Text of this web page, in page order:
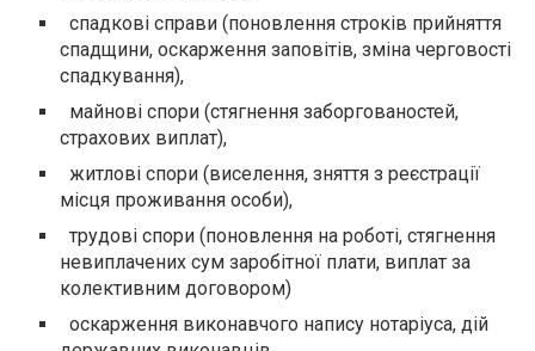
спадкові справи (поновлення строків прийняття
спадщини, оскарження заповітів, зміна черговості
спадкування),
майнові спори (стягнення заборгованостей,
страхових виплат),
житлові спори (виселення, зняття з реєстрації
місця проживання особи),
трудові спори (поновлення на роботі, стягнення
невиплачених сум заробітної плати, виплат за
колективним договором)
оскарження виконавчого напису нотаріуса, дій